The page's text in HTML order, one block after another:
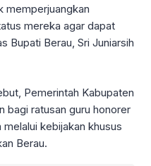
memperjuangkan
mereka agar dapat
Bupati Berau, Sri Juniarsih
Pemerintah Kabupaten
bagi ratusan guru honorer
kebijakan khusus
Berau.